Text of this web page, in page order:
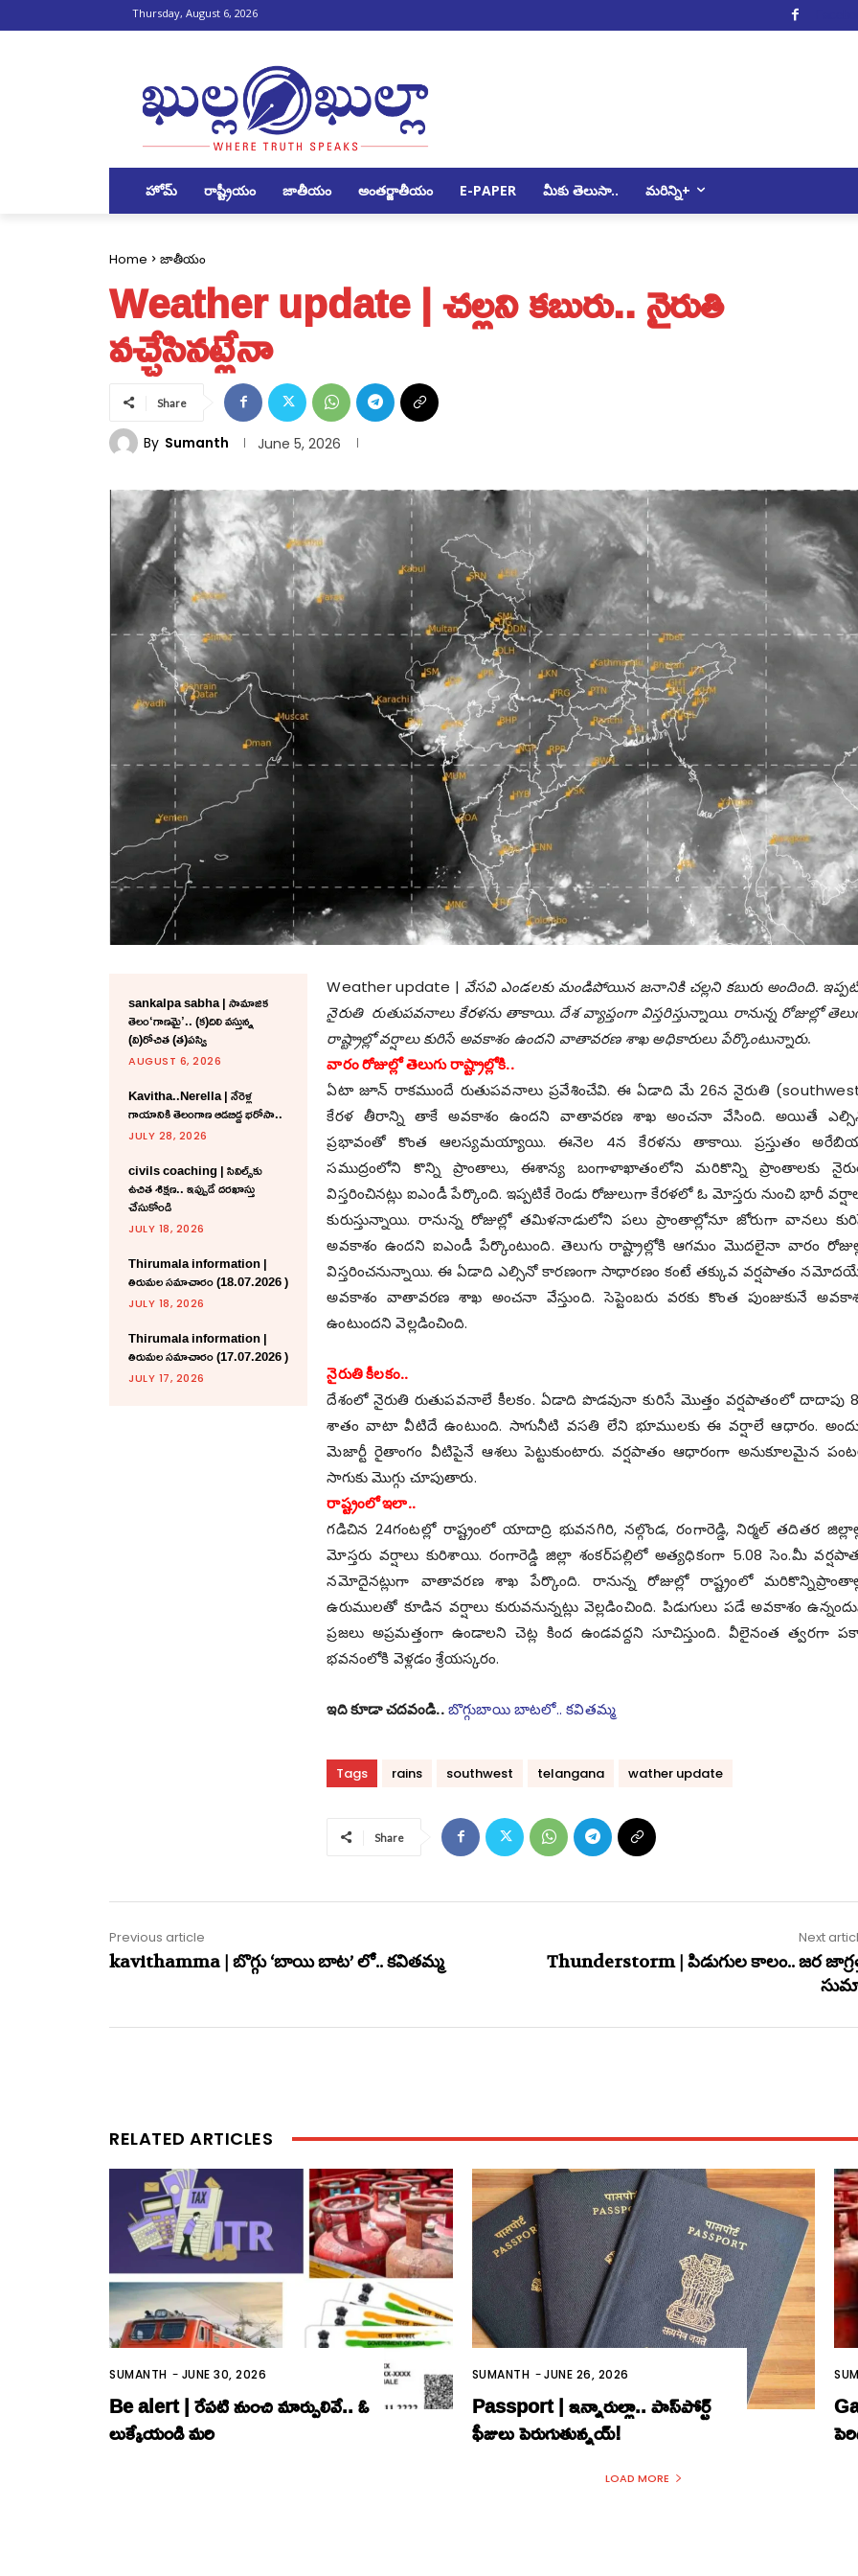
Thursday, August 6, 2026
హోమ్ రాష్ట్రీయం జాతీయం అంతర్జాతీయం E-PAPER మీకు తెలుసా.. మరిన్ని+
Home జాతీయం
Weather update | చ‌ల్ల‌ని క‌బురు.. నైరుతి
వ‌చ్చేసిన‌ట్లేనా
Share
By Sumanth June 5, 2026
sankalpa sabha | సామాజిక
తెలం‘గాణమై’.. (క)దిలి వస్తున్న
(వి)రోచిత (త)పస్వి
AUGUST 6, 2026
Kavitha..Nerella | నేరెళ్ల
గాయానికి తెలంగాణ ఆడబిడ్డ భరోసా..
JULY 28, 2026
civils coaching | సివిల్స్‌కు
ఉచిత శిక్ష‌ణ.. ఇప్పుడే ద‌ర‌ఖాస్తు
చేసుకోండి
JULY 18, 2026
Thirumala information |
తిరుమల సమాచారం (18.07.2026 )
JULY 18, 2026
Thirumala information |
తిరుమల సమాచారం (17.07.2026 )
JULY 17, 2026
Weather update | వేస‌వి ఎండలకు మండిపోయిన జ‌నానికి చ‌ల్ల‌ని కబురు అందింది.
నైరుతి రుతుప‌వ‌నాలు కేర‌ళ‌ను తాకాయి. దేశ వ్యాప్తంగా విస్త‌రిస్తున్నాయి. రానున్న రోజుల్లో
రాష్ట్రాల్లో వర్షాలు కురిసే అవ‌కాశం ఉంద‌ని వాతావ‌ర‌ణ శాఖ అధికారులు పేర్కొంటున్నారు.
వారం రోజుల్లో తెలుగు రాష్ట్రాల్లోకి..
ఏటా జూన్ రాక‌ముందే రుతుప‌వ‌నాలు ప్ర‌వేశించేవి. ఈ ఏడాది మే 26న నైరుతి (
కేరళ తీరాన్ని తాకే అవకాశం ఉందని వాతావరణ శాఖ అంచనా వేసింది. అయితే
ప్రభావంతో కొంత ఆల‌స్య‌మయ్యాయి. ఈనెల‌ 4న కేరళను తాకాయి. ప్ర‌స్తుతం
సముద్రంలోని కొన్ని ప్రాంతాలు, ఈశాన్య బంగాళాఖాతంలోని మ‌రికొన్ని ప్రాంతాలకు
విస్తరించిన‌ట్లు ఐఎండీ పేర్కొంది. ఇప్ప‌టికే రెండు రోజులుగా కేరళలో ఓ మోస్త‌రు నుంచి భారీ
కురుస్తున్నాయి. రానున్న రోజుల్లో తమిళనాడులోని ప‌లు ప్రాంతాల్లోనూ జోరుగా వాన‌లు
అవ‌కాశం ఉంద‌ని ఐఎండీ పేర్కొంటుంది. తెలుగు రాష్ట్రాల్లోకి ఆగ‌మం మొద‌లైనా వారం
విస్త‌రించ‌నున్నాయి. ఈ ఏడాది ఎల్సినో కార‌ణంగా సాధార‌ణం కంటే త‌క్కువ వ‌ర్ష‌పాతం
అవ‌కాశం వాతావరణ శాఖ‌ అంచనా వేస్తుంది. సెప్టెంబరు వ‌ర‌కు కొంత పుంజుకునే
ఉంటుంద‌ని వెల్ల‌డించింది.
నైరుతి కీల‌కం..
దేశంలో నైరుతి రుతుప‌వనాలే కీల‌కం. ఏడాది పొడవునా కురిసే మొత్తం వర్షపాతంలో దాదాపు
శాతం వాటా వీటిదే ఉంటుంది. సాగునీటి వ‌స‌తి లేని భూముల‌కు ఈ వ‌ర్షాలే ఆధారం.
మెజార్టీ రైతాంగం వీటిపైనే ఆశ‌లు పెట్టుకుంటారు. వ‌ర్ష‌పాతం ఆధారంగా అనుకూల‌మైన
సాగుకు మొగ్గు చూపుతారు.
రాష్ట్రంలో ఇలా..
గ‌డిచిన 24గంటల్లో రాష్ట్రంలో యాదాద్రి భువనగిరి, నల్గొండ‌, రంగారెడ్డి, నిర్మల్ త‌దిత‌ర
మోస్తరు వర్షాలు కురిశాయి. రంగారెడ్డి జిల్లా శంకర్‌పల్లిలో అత్యధికంగా 5.08 సెం.మీ
న‌మోదైన‌ట్లుగా వాతావ‌ర‌ణ శాఖ పేర్కొంది. రానున్న రోజుల్లో రాష్ట్రంలో
ఉరుములతో కూడిన వ‌ర్షాలు కురువ‌నున్న‌ట్లు వెల్ల‌డించింది. పిడుగులు ప‌డే అవ‌కాశం
ప్ర‌జ‌లు అప్ర‌మ‌త్తంగా ఉండాల‌ని చెట్ల కింద ఉండ‌వద్ద‌ని సూచిస్తుంది. వీలైనంత త్వరగా
భవనంలోకి వెళ్లడం శ్రేయ‌స్క‌రం.
ఇది కూడా చ‌దవండి.. బొగ్గుబాయి బాటలో.. కవితమ్మ
Tags rains southwest telangana wather update
Share
Previous article
kavithamma | బొగ్గు ‘బాయి బాట’ లో.. కవితమ్మ
Next
Thunderstorm | పిడుగుల కాలం.. జ‌ర
RELATED ARTICLES
SUMANTH - JUNE 30, 2026
Be alert | రేపటి నుంచి మార్పులివే.. ఓ
లుక్కేయండి మ‌రి
SUMANTH -JUNE 26, 2026
Passport | ఇన్నారుల్లా.. పాస్‌పోర్ట్‌
ఫీజులు పెరుగుతున్న‌య్‌!
LOAD MORE